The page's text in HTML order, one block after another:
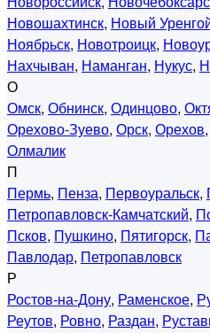
Новошахтинск, Новый
Ноябрьск, Новотроицк,
Нахчыван, Наманган, Нукус,
О
Омск, Обнинск, Одинцово,
Орехово-Зуево, Орск, Орехов,
Олмалик
П
Пермь, Пенза, Первоуральск,
Петропавловск-Камчатский,
Псков, Пушкино, Пятигорск,
Павлодар, Петропавловск
Р
Ростов-на-Дону, Раменское,
Реутов, Ровно, Раздан,